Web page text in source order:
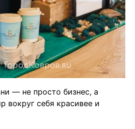
— не просто бизнес, а
вокруг себя красивее и